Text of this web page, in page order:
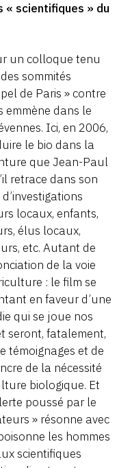
« scientifiques » du
un colloque tenu
sommités
de Paris » contre
dans le
Ici, en 2006,
le bio dans la
que Jean-Paul
retrace dans son
locaux, enfants,
élus locaux,
etc. Autant de
de la voie
: le film se
en faveur d’une
qui se joue nos
seront, fatalement,
témoignages et de
de la nécessité
biologique. Et
poussé par le
» résonne avec
les hommes
scientifiques